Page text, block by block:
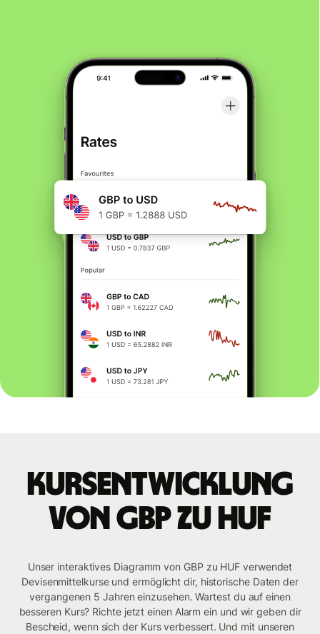
Kursentwicklung
von GBP zu HUF
Unser interaktives Diagramm von GBP zu HUF verwendet
Devisenmittelkurse und ermöglicht dir, historische Daten der
vergangenen 5 Jahren einzusehen. Wartest du auf einen
besseren Kurs? Richte jetzt einen Alarm ein und wir geben dir
Bescheid, wenn sich der Kurs verbessert. Und mit unseren